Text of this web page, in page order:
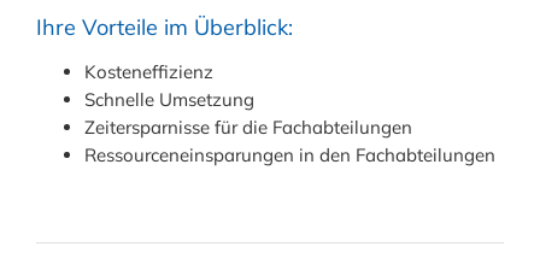
Ihre Vorteile im Überblick:
Kosteneffizienz
Schnelle Umsetzung
Zeitersparnisse für die Fachabteilungen
Ressourceneinsparungen in den Fachabteilungen